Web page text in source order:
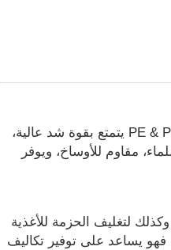
فيلم شرنك متعدد الوظائف PE & POF يتمتع بقوة شد عالية،
مقاوم للأوساخ، ويوفر
لتغليف الحزمة للأغذية
فهو يساعد على توفير تكاليف